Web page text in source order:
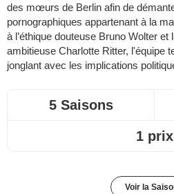
des mœurs de Berlin afin de
pornographiques appartenant à la
à l’éthique douteuse Bruno Wolter et
ambitieuse Charlotte Ritter, l'équipe
jonglant avec les implications
5 Saisons
1 prix
Voir la